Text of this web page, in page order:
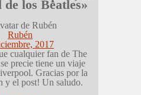
los Beatles»
Rubén
2017
cualquier fan de The
precie tiene un viaje
Gracias por la
y el post! Un saludo.